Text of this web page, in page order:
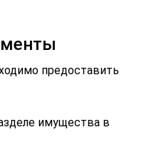
предоставить
имущества в